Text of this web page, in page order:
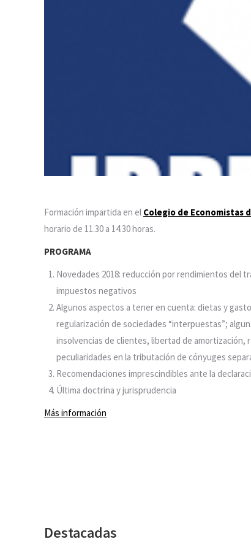
Formación impartida en el Colegio de Economistas
horario de 11.30 a 14.30 horas.
PROGRAMA
Novedades 2018: reducción por rendimientos del
impuestos negativos
Algunos aspectos a tener en cuenta: dietas y
regularización de sociedades “interpuestas”;
insolvencias de clientes, libertad de amortización,
peculiaridades en la tributación de cónyuges
Recomendaciones imprescindibles ante la
Última doctrina y jurisprudencia
Más información
Destacadas